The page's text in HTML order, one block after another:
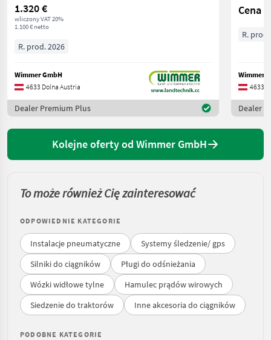
1.320 €
wliczony VAT 20%
1.100 € netto
R. prod. 2026
Wimmer GmbH
4633 Dolna Austria
Dealer Premium Plus
Cena
R.
Wimmer
4633
Dealer
Kolejne oferty od Wimmer GmbH
To może również Cię zainteresować
ODPOWIEDNIE KATEGORIE
Instalacje pneumatyczne
Systemy śledzenie/ gps
Silniki do ciągników
Pługi do odśnieżania
Wózki widłowe tylne
Hamulec prądów wirowych
Siedzenie do traktorów
Inne akcesoria do ciągników
PODOBNE KATEGORIE